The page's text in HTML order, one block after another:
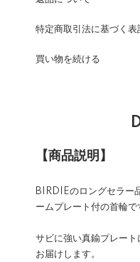
特定商取引法に基づく表
買い物を続ける
【商品説明】
BIRDIEのロングセラー
ームプレート付の首輪で
サビに強い真鍮プレー
お届けします。